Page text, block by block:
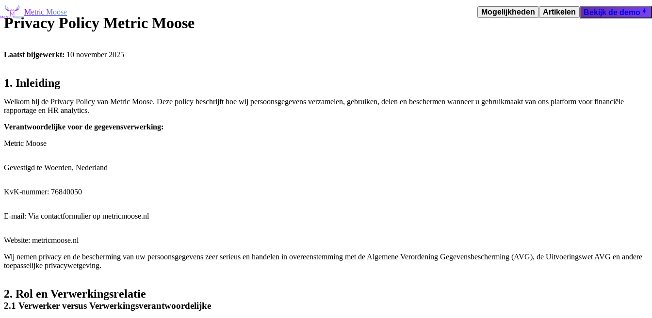
Metric Moose Mogelijkheden Artikelen Bekijk de demo
Privacy Policy Metric Moose
Laatst bijgewerkt: 10 november 2025
1. Inleiding
Welkom bij de Privacy Policy van Metric Moose. Deze policy beschrijft hoe wij persoonsgegevens verzamelen, gebruiken, delen en beschermen wanneer u gebruikmaakt van ons platform voor financiële
rapportage en HR analytics.
Verantwoordelijke voor de gegevensverwerking:
Metric Moose
Gevestigd te Woerden, Nederland
KvK-nummer: 76840050
E-mail: Via contactformulier op metricmoose.nl
Website: metricmoose.nl
Wij nemen privacy en de bescherming van uw persoonsgegevens zeer serieus en handelen in overeenstemming met de Algemene Verordening Gegevensbescherming (AVG), de Uitvoeringswet AVG en andere
toepasselijke privacywetgeving.
2. Rol en Verwerkingsrelatie
2.1 Verwerker versus Verwerkingsverantwoordelijke